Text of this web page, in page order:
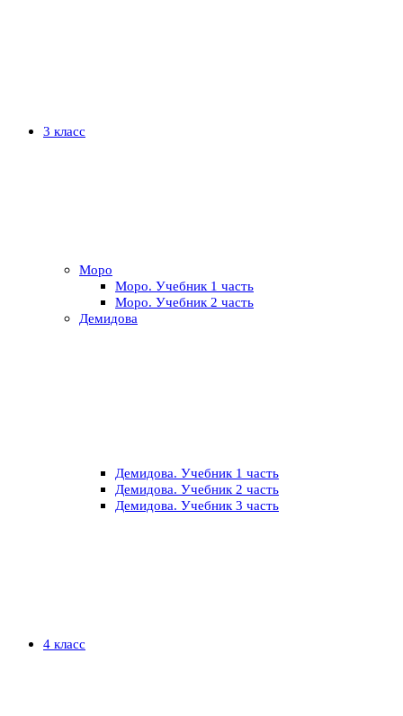
3 класс
Моро
Моро. Учебник 1 часть
Моро. Учебник 2 часть
Демидова
Демидова. Учебник 1 часть
Демидова. Учебник 2 часть
Демидова. Учебник 3 часть
4 класс